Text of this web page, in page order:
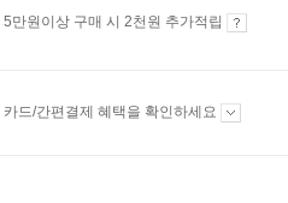
5만원이상 구매 시 2천원 추가적립
카드/간편결제 혜택을 확인하세요